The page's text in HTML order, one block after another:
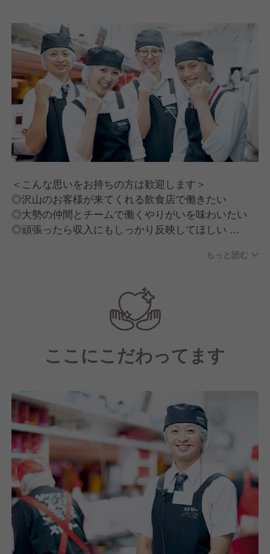
＜こんな思いをお持ちの方は歓迎します＞
◎沢山のお客様が来てくれる飲食店で働きたい
◎大勢の仲間とチームで働くやりがいを味わいたい
◎頑張ったら収入にもしっかり反映してほしい
もっと読む
ここにこだわってます